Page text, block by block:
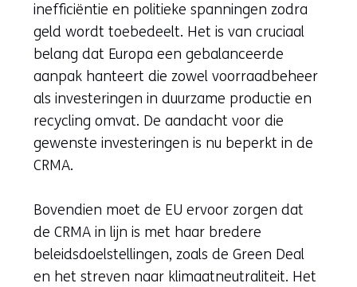
inefficiëntie en politieke spanningen zodra
geld wordt toebedeelt. Het is van cruciaal
belang dat Europa een gebalanceerde
aanpak hanteert die zowel voorraadbeheer
als investeringen in duurzame productie en
recycling omvat. De aandacht voor die
gewenste investeringen is nu beperkt in de
CRMA.
Bovendien moet de EU ervoor zorgen dat
de CRMA in lijn is met haar bredere
beleidsdoelstellingen, zoals de Green Deal
en het streven naar klimaatneutraliteit. Het